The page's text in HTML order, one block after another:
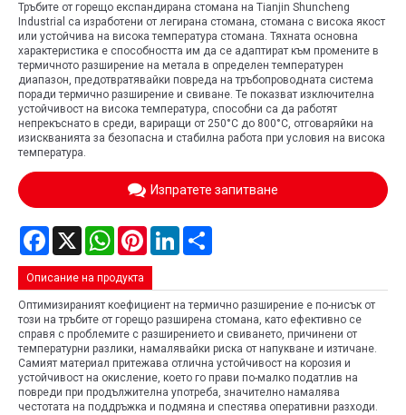
Тръбите от горещо експандирана стомана на Tianjin Shuncheng
Industrial са изработени от легирана стомана, стомана с висока якост
или устойчива на висока температура стомана. Тяхната основна
характеристика е способността им да се адаптират към промените в
термичното разширение на метала в определен температурен
диапазон, предотвратявайки повреда на тръбопроводната система
поради термично разширение и свиване. Те показват изключителна
устойчивост на висока температура, способни са да работят
непрекъснато в среди, вариращи от 250°C до 800°C, отговаряйки на
изискванията за безопасна и стабилна работа при условия на висока
температура.
Изпратете запитване
Facebook
X WhatsAppPinterestLinkedIn
Описание на продукта
Оптимизираният коефициент на термично разширение е по-нисък от
този на тръбите от горещо разширена стомана, като ефективно се
справя с проблемите с разширението и свиването, причинени от
температурни разлики, намалявайки риска от напукване и изтичане.
Самият материал притежава отлична устойчивост на корозия и
устойчивост на окисление, което го прави по-малко податлив на
повреди при продължителна употреба, значително намалява
честотата на поддръжка и подмяна и спестява оперативни разходи.